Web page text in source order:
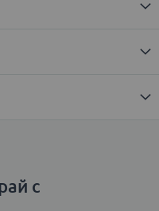
с